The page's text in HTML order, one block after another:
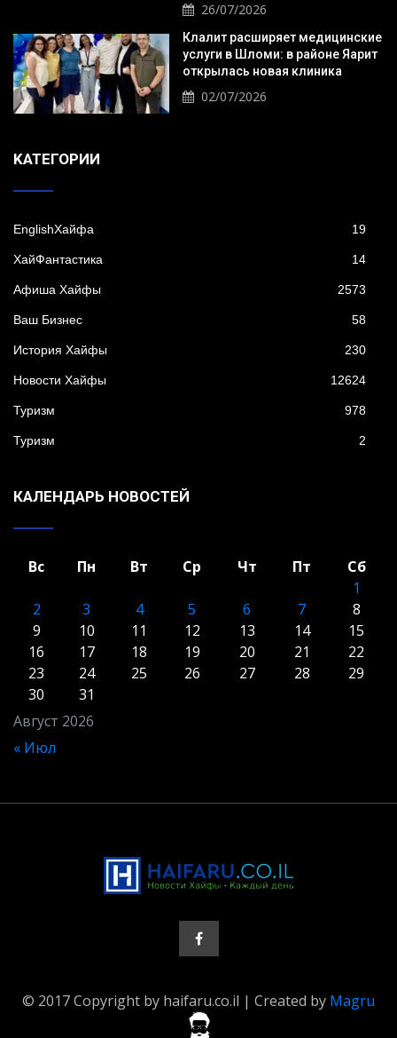
26/07/2026
Клалит расширяет медицинские
услуги в Шломи: в районе Яарит
открылась новая клиника
02/07/2026
KАТЕГОРИИ
EnglishХайфа 19
XайФантастика 14
Афиша Хайфы 2573
Ваш Бизнес 58
История Хайфы 230
Новости Хайфы 12624
Туризм 978
Туризм 2
КАЛЕНДАРЬ НОВОСТЕЙ
Август 2026
Вс Пн Вт Ср Чт Пт
Сб
1
2
3 4 5 6 7
8
9
10 11 12 13 14
15
16
17 18 19 20 21
22
23
24 25 26 27 28
29
30
31
« Июл
© 2017 Copyright by haifaru.co.il | Created by Magru